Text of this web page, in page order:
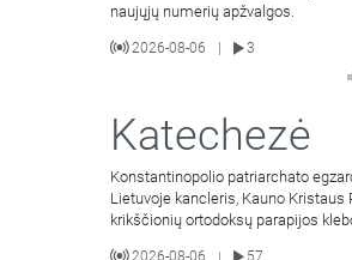
naujųjų numerių apžvalgos.
2026-08-06 3
Katechezė
Konstantinopolio patriarchato
Lietuvoje kancleris, Kauno Kristaus
krikščionių ortodoksų parapijos
2026-08-06 57